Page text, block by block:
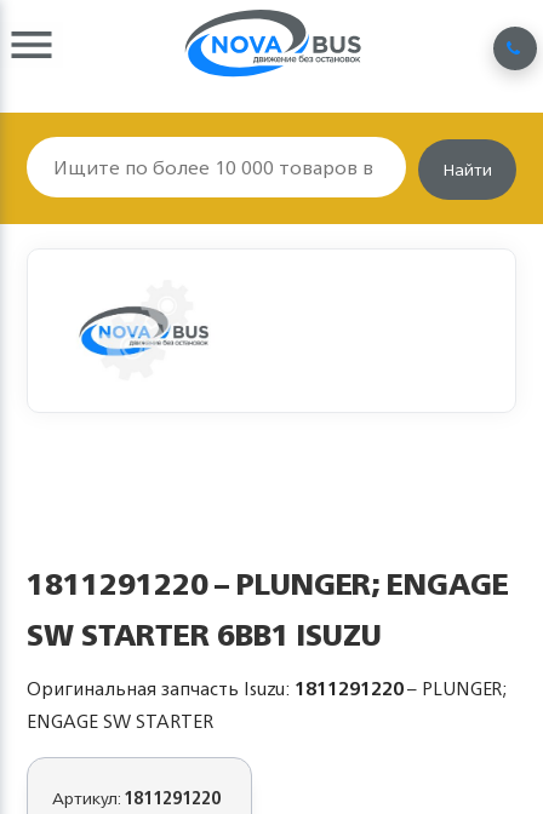
Найти
1811291220 – PLUNGER; ENGAGE
SW STARTER 6BB1 ISUZU
Оригинальная запчасть Isuzu: 1811291220– PLUNGER;
ENGAGE SW STARTER
Артикул:1811291220